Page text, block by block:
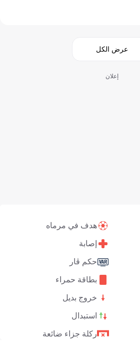
عرض الكل
إعلان
هدف في مرماه
إصابة
حكم ڤار
بطاقة حمراء
خروج بديل
استبدال
ركلة جزاء ضائعة